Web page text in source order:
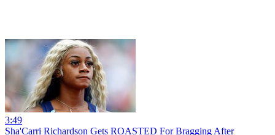
3:49
Sha'Carri Richardson Gets ROASTED For Bragging After